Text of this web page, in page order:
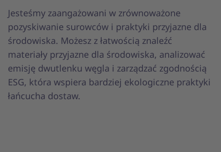
Jesteśmy zaangażowani w zrównoważone
pozyskiwanie surowców i praktyki przyjazne dla
środowiska. Możesz z łatwością znaleźć
materiały przyjazne dla środowiska, analizować
emisję dwutlenku węgla i zarządzać zgodnością
ESG, która wspiera bardziej ekologiczne praktyki
łańcucha dostaw.